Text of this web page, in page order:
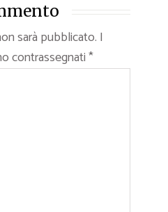
sarà pubblicato. I
contrassegnati*